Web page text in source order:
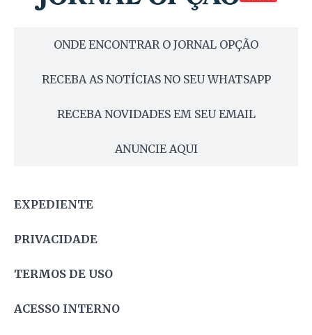
ONDE ENCONTRAR O JORNAL OPÇÃO
RECEBA AS NOTÍCIAS NO SEU WHATSAPP
RECEBA NOVIDADES EM SEU EMAIL
ANUNCIE AQUI
EXPEDIENTE
PRIVACIDADE
TERMOS DE USO
ACESSO INTERNO